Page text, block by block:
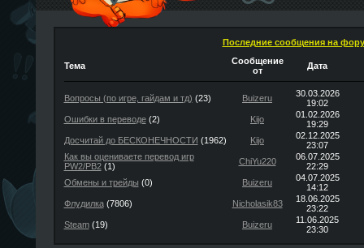
Последние сообщения на
Тема
Сообщение
от
Дата
Вопросы (по игре, гайдам и тд) (23) Buizeru
30.03.2026
19:02
Ошибки в переводе(2) Kijo
01.02.2026
19:29
Досчитай до БЕСКОНЕЧНОСТИ (1962) Kijo
02.12.2025
23:07
Как вы оцениваете перевод игр
PW2/PB2(1) ChiYu220
06.07.2025
22:29
Обмены и трейды (0) Buizeru
04.07.2025
14:12
Флудилка(7806) Nicholasik83
18.06.2025
23:22
Steam(19) Buizeru
11.06.2025
23:30